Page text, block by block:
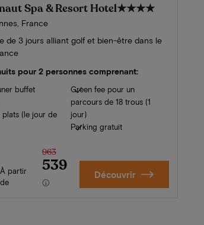
Spa & Resort Hotel★★★★
France
de 3 jours alliant golf et bien-être dans le
pour 2 personnes comprenant:
buffet
plats (le jour de
Green fee pour un
parcours de 18 trous (1
jour)
Parking gratuit
À partir
de
963
539 Découvrir